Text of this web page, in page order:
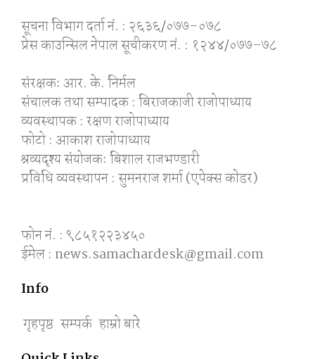
सूचना विभाग दर्ता नं. : २६३६/०७७–०७८
प्रेस काउन्सिल नेपाल सूचीकरण नं. : १२४४/०७७–७८
संरक्षकः आर. के. निर्मल
संचालक तथा सम्पादक : बिराजकाजी राजोपाध्याय
व्यवस्थापक : रक्षण राजोपाध्याय
फोटो : आकाश राजोपाध्याय
श्रव्यदृश्य संयोजकः बिशाल राजभण्डारी
प्रविधि व्यवस्थापन : सुमनराज शर्मा (एपेक्स काेडर)
फोन नं. : ९८५१२२३४५०
ईमेल : news.samachardesk@gmail.com
Info
गृहपृष्ठ सम्पर्क हाम्रो बारे